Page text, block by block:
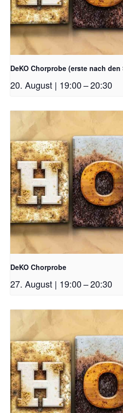
DeKO Chorprobe (erste nach den
20. August | 19:00–20:30
DeKO Chorprobe
27. August | 19:00–20:30